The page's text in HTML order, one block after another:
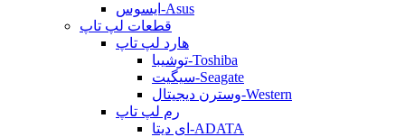
ایسوس-Asus
قطعات لپ تاپ
هارد لپ تاپ
توشیبا-Toshiba
سیگیت-Seagate
وسترن دیجیتال-Western
رم لپ تاپ
ای دیتا-ADATA